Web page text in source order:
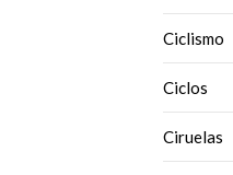
Ciclismo
Ciclos
Ciruelas